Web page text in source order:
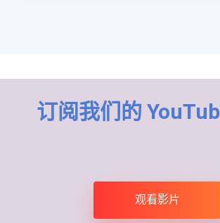
订阅我们的
观看影片